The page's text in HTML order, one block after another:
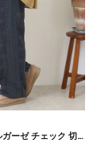
【秋新作】ダブルガーゼ チェック 切替 イージーパンツ